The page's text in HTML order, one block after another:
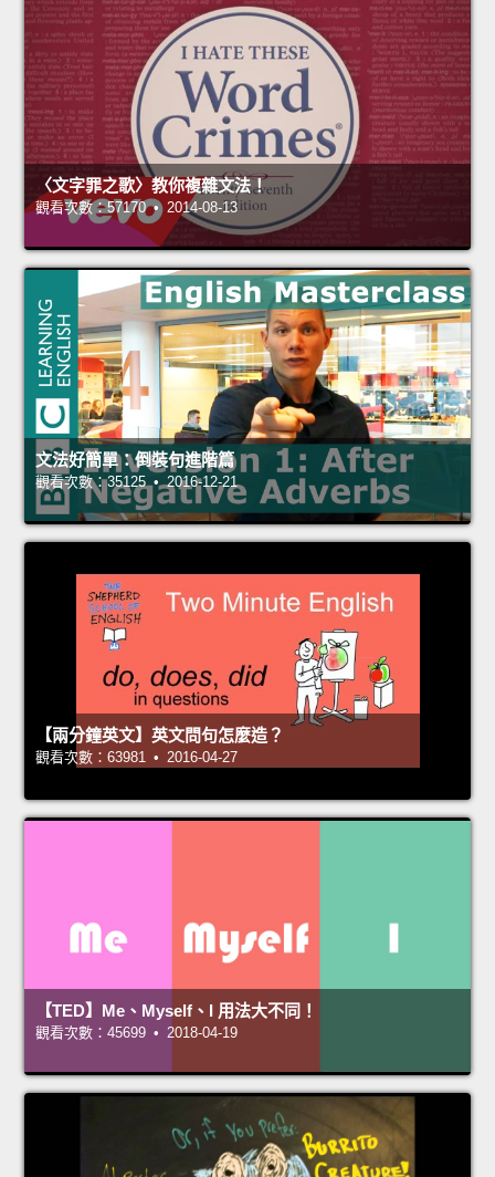
〈文字罪之歌〉教你複雜文法！
觀看次數：57170 • 2014-08-13
文法好簡單：倒裝句進階篇
觀看次數：35125 • 2016-12-21
【兩分鐘英文】英文問句怎麼造？
觀看次數：63981 • 2016-04-27
【TED】Me、Myself、I 用法大不同！
觀看次數：45699 • 2018-04-19